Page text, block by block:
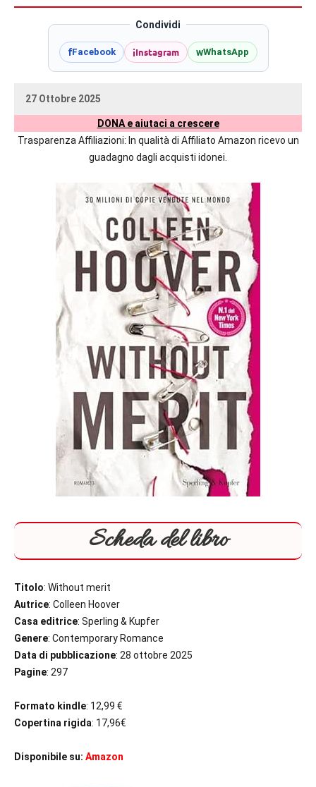
delle
autrici
Condividi
fFacebook iInstagram wWhatsApp
27 Ottobre 2025
DONA e aiutaci a crescere
Trasparenza Affiliazioni: In qualità di Affiliato Amazon ricevo un
guadagno dagli acquisti idonei.
Scheda del libro
Titolo: Without merit
Autrice: Colleen Hoover
Casa editrice: Sperling & Kupfer
Genere: Contemporary Romance
Data di pubblicazione: 28 ottobre 2025
Pagine: 297
Formato kindle: 12,99 €
Copertina rigida: 17,96€
Disponibile su: Amazon